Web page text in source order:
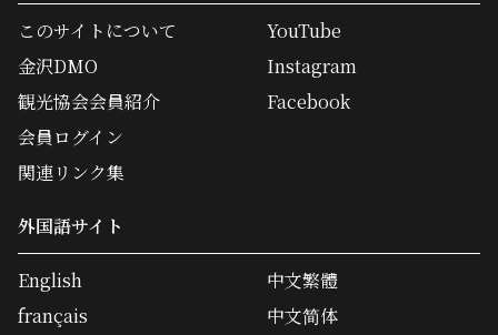
このサイトについて
金沢DMO
観光協会会員紹介
会員ログイン
関連リンク集
YouTube
Instagram
Facebook
外国語サイト
English
français
中文繁體
中文简体